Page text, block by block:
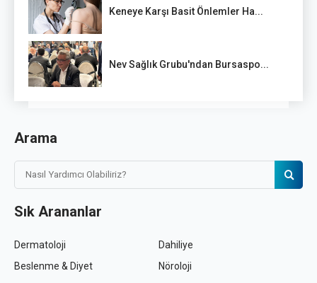
Keneye Karşı Basit Önlemler Ha...
Nev Sağlık Grubu'ndan Bursaspo...
Arama
Sık Arananlar
Dermatoloji
Dahiliye
Beslenme & Diyet
Nöroloji